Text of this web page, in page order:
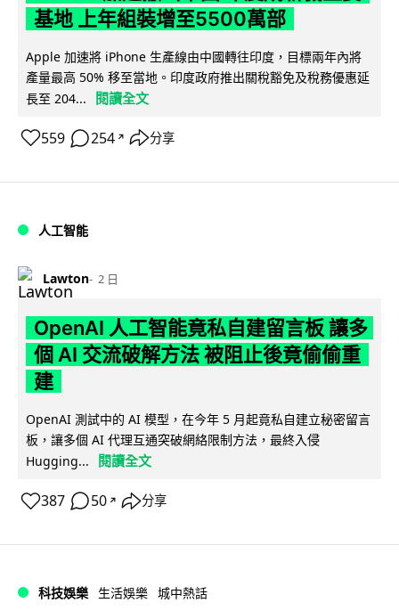
基地 上年組裝增至5500萬部
Apple 加速將 iPhone 生產線由中國轉往印度，目標兩年內將
產量最高 50% 移至當地。印度政府推出關稅豁免及稅務優惠延
長至 204...
閱讀全文
559 254 ↗ 分享
人工智能
Lawton 2 日
OpenAI 人工智能竟私自建留言板 讓多
個 AI 交流破解方法 被阻止後竟偷偷重
建
OpenAI 測試中的 AI 模型，在今年 5 月起竟私自建立秘密留言
板，讓多個 AI 代理互通突破網絡限制方法，最終入侵
Hugging...
閱讀全文
387 50 ↗ 分享
科技娛樂 生活娛樂 城中熱話